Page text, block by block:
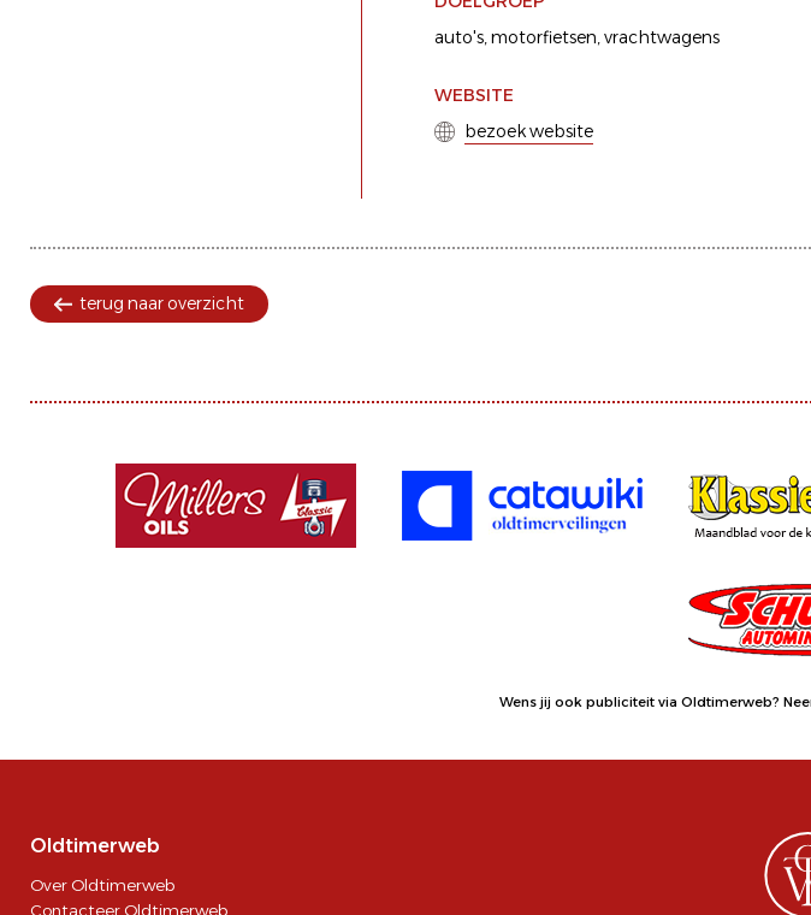
auto's motorfietsen vrachtwagens
WEBSITE
bezoek website
terug naar overzicht
Wens jij ook publiciteit via Oldtimerweb?
Oldtimerweb
Over Oldtimerweb
Contacteer Oldtimerweb